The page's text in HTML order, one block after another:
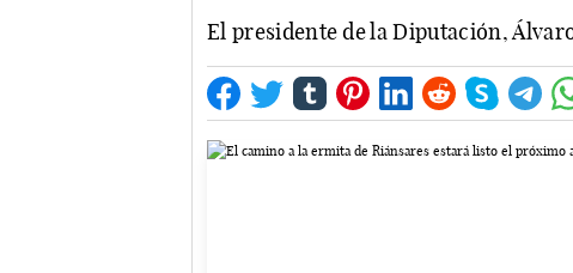
El presidente de la Diputación,